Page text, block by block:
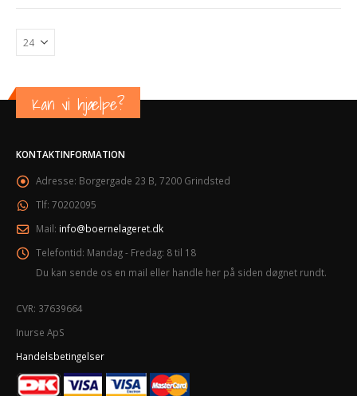
Kan vi hjælpe?
KONTAKTINFORMATION
Adresse: Borgergade 23 B, 7200 Grindsted
Tlf: 70202095
Mail: info@boernelageret.dk
Telefontid: Mandag - Fredag: 8 til 18
Du kan sende os en mail eller handle her på siden døgnet rundt.
CVR: 37639664
Inurse ApS
Handelsbetingelser